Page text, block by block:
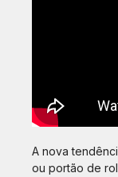
A nova
ou portão de